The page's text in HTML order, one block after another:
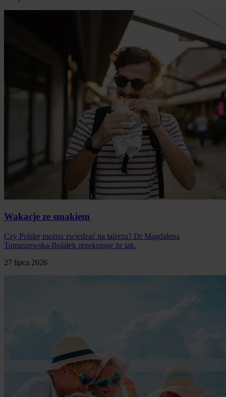
Wakacje ze smakiem
Czy Polskę można zwiedzać na talerzu? Dr Magdalena
Tomaszewska-Bolałek przekonuje że tak.
27 lipca 2026